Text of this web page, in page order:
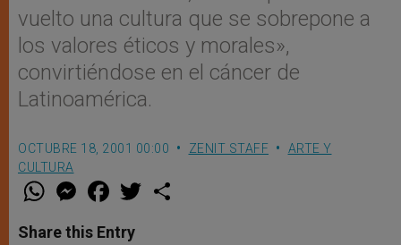
vuelto una cultura que se sobrepone a
los valores éticos y morales»,
convirtiéndose en el cáncer de
Latinoamérica.
OCTUBRE 18, 2001 00:00 ZENIT STAFF
ARTE Y
CULTURA
W
t
s
M
e
s
e
F
a
e
b
w
Share this Entry